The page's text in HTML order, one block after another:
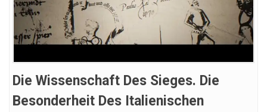
Die Wissenschaft Des Sieges. Die
Besonderheit Des Italienischen